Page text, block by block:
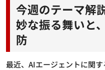
今週のテーマ解
妙な振る舞いと
防
最近、AIエージェントに関